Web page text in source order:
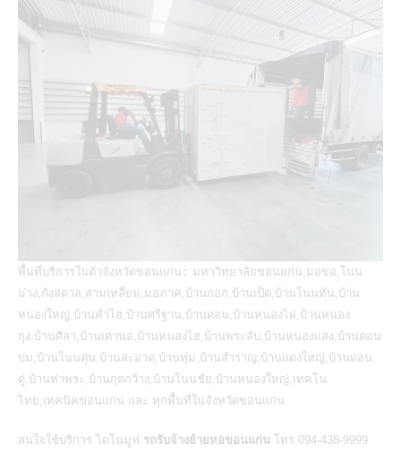
พื้นที่บริการในตัวจังหวัดขอนแก่น: มหาวิทยาลัยขอนแก่น,มอขอ,โนน
ม่วง,กังสดาล,สามเหลี่ยม,มอภาค,บ้านกอก,บ้านเป็ด,บ้านโนนทัน,บ้าน
หนองใหญ่,บ้านคำไฮ,บ้านศรีฐาน,บ้านดอน,บ้านหนองไผ่,บ้านหนอง
กุง,บ้านศิลา,บ้านเต่านอ,บ้านหนองไฮ,บ้านพระลับ,บ้านหนองแสง,บ้านดอน
บม,บ้านโนนตุ่น,บ้านสะอาด,บ้านทุ่ม,บ้านสำราญ,บ้านแดงใหญ่,บ้านดอน
ดู่,บ้านท่าพระ,บ้านกุดกว้าง,บ้านโนนชัย,บ้านหนองใหญ่,เทคโน
ไทย,เทคนิคขอนแก่น และ ทุกพื้นที่ในจังหวัดขอนแก่น
สนใจใช้บริการ ไดโนมูฟ รถรับจ้างย้ายหอขอนแก่น โทร.094-438-9999